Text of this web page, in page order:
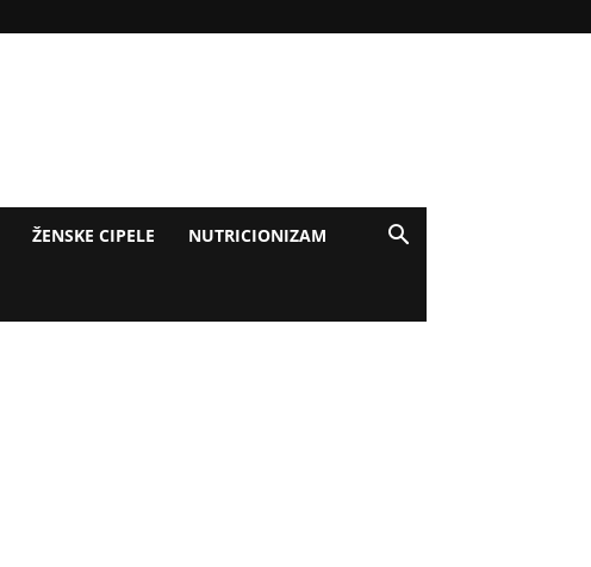
ŽENSKE CIPELE NUTRICIONIZAM